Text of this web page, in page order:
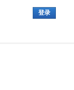
登录